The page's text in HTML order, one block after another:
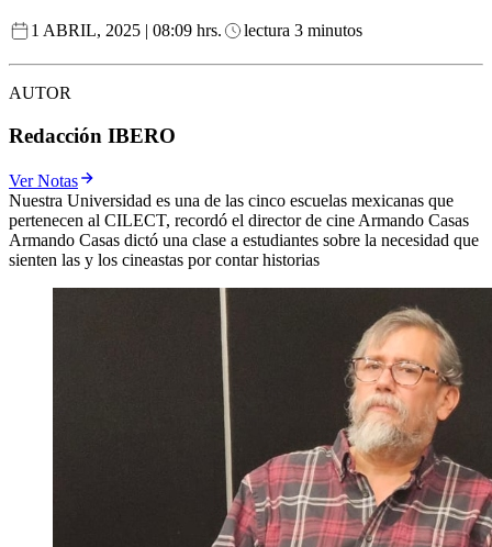
1 ABRIL, 2025 | 08:09 hrs. lectura 3 minutos
AUTOR
Redacción IBERO
Ver Notas
Nuestra Universidad es una de las cinco escuelas mexicanas que
pertenecen al CILECT, recordó el director de cine Armando Casas
Armando Casas dictó una clase a estudiantes sobre la necesidad que
sienten las y los cineastas por contar historias